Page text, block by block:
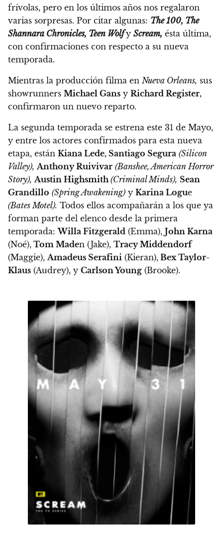
frívolas, pero en los últimos años nos regalaron
varias sorpresas. Por citar algunas: The 100, The
Shannara Chronicles, Teen Wolf y Scream, ésta última,
con confirmaciones con respecto a su nueva
temporada.
Mientras la producción filma en Nueva Orleans, sus
showrunners Michael Gans y Richard Register,
confirmaron un nuevo reparto.
La segunda temporada se estrena este 31 de Mayo,
y entre los actores confirmados para esta nueva
etapa, están Kiana Lede, Santiago Segura (Silicon
Valley), Anthony Ruivivar (Banshee, American Horror
Story), Austin Highsmith (Criminal Minds), Sean
Grandillo (Spring Awakening) y Karina Logue
(Bates Motel). Todos ellos acompañarán a los que ya
forman parte del elenco desde la primera
temporada:Willa Fitzgerald (Emma), John Karna
(Noé), Tom Maden (Jake), Tracy Middendorf
(Maggie), Amadeus Serafini (Kieran), Bex Taylor-
Klaus (Audrey), y Carlson Young (Brooke).